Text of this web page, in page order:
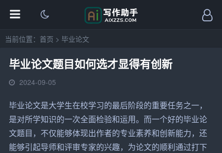
当前位置： 首页 > 毕业论文
毕业论文题目如何选才显得有创新
2024-09-05
毕业论文是大学生在校学习的最后阶段的重要任务之一，
是对所学知识的一次全面检验和运用。而一个好的毕业论
文题目 ，不仅能够体现出作者的专业素养和创新能力，还
能够引起导师和评审专家的兴趣，为论文的顺利通过打下